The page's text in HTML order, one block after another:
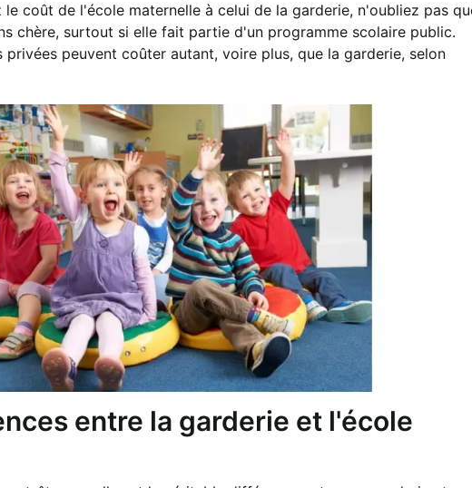
coût de l'école maternelle à celui de la garderie, n'oubliez pas
chère, surtout si elle fait partie d'un programme scolaire public.
privées peuvent coûter autant, voire plus, que la garderie, selon
entre la garderie et l'école